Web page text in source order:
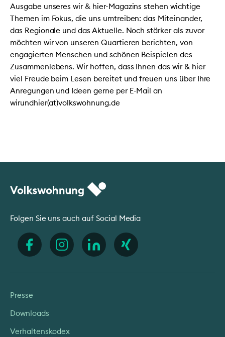
Ausgabe unseres wir & hier-Magazins stehen wichtige
Themen im Fokus, die uns umtreiben: das Miteinander,
das Regionale und das Aktuelle. Noch stärker als zuvor
möchten wir von unseren Quartieren berichten, von
engagierten Menschen und schönen Beispielen des
Zusammenlebens. Wir hoffen, dass Ihnen das wir & hier
viel Freude beim Lesen bereitet und freuen uns über Ihre
Anregungen und Ideen gerne per E-Mail an
wirundhier(at)volkswohnung.de
Folgen Sie uns auch auf Social Media
Presse
Downloads
Verhaltenskodex